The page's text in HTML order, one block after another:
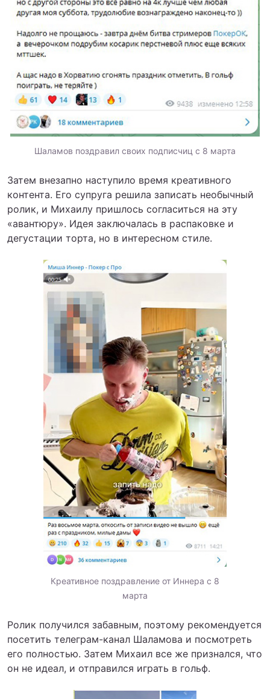
Шаламов поздравил своих подписчиц с 8 марта
Затем внезапно наступило время креативного
контента. Его супруга решила записать необычный
ролик, и Михаилу пришлось согласиться на эту
«авантюру». Идея заключалась в распаковке и
дегустации торта, но в интересном стиле.
Креативное поздравление от Иннера с 8
марта
Ролик получился забавным, поэтому рекомендуется
посетить телеграм-канал Шаламова и посмотреть
его полностью. Затем Михаил все же признался, что
он не идеал, и отправился играть в гольф.